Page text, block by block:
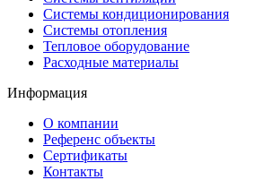
Системы кондиционирования
Системы отопления
Тепловое оборудование
Расходные материалы
Информация
О компании
Референс объекты
Сертификаты
Контакты